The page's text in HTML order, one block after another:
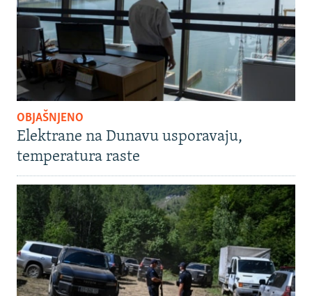
OBJAŠNJENO
Elektrane na Dunavu usporavaju,
temperatura raste